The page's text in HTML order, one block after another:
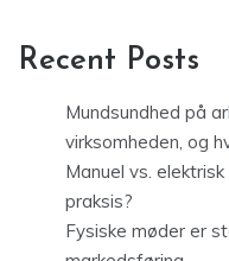
Recent Posts
Mundsundhed på
virksomheden, og
Manuel vs.
praksis?
Fysiske møder er